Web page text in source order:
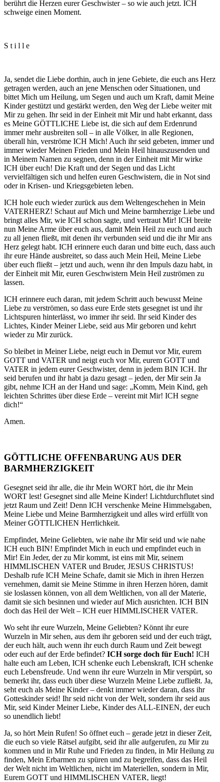
berührt die Herzen eurer Geschwister – so wie auch jetzt. ICH
schweige einen Moment.
S t i l l e
Ja, sendet die Liebe dorthin, auch in jene Gebiete, die euch ans Herz
getragen werden, auch an jene Menschen oder Situationen, und
bittet Mich um Heilung, um Segen und auch um Kraft, damit Meine
Kinder gestützt und gestärkt werden, den Weg der Liebe weiter mit
Mir zu gehen. Ihr seid in der Einheit mit Mir und habt erkannt, dass
es Meine GÖTTLICHE Liebe ist, die sich auf dem Erdenrund
immer mehr ausbreiten soll – in alle Völker, in alle Regionen,
überall hin, verströme ICH Mich! Auch ihr seid gebeten, immer und
immer wieder Meinen Frieden und Mein Heil hinauszusenden und
in Meinem Namen zu segnen, denn in der Einheit mit Mir wirke
ICH über euch! Die Kraft und der Segen und das Licht
vervielfältigen sich und helfen euren Geschwistern, die in Not sind
oder in Krisen- und Kriegsgebieten leben.
ICH hole euch wieder zurück aus dem Weltengeschehen in Mein
VATERHERZ! Schaut auf Mich und Meine barmherzige Liebe und
bringt alles Mir, wie ICH schon sagte, und vertraut Mir! ICH breite
nun Meine Arme über euch aus, damit Mein Heil zu euch und auch
zu all jenen fließt, mit denen ihr verbunden seid und die ihr Mir ans
Herz gelegt habt. ICH erinnere euch daran und bitte euch, dass auch
ihr eure Hände ausbreitet, so dass auch Mein Heil, Meine Liebe
über euch fließt – jetzt und auch, wenn ihr den Impuls dazu habt, in
der Einheit mit Mir, euren Geschwistern Mein Heil zuströmen zu
lassen.
ICH erinnere euch daran, mit jedem Schritt auch bewusst Meine
Liebe zu verströmen, so dass eure Erde stets gesegnet ist und ihr
Lichtspuren hinterlässt, wo immer ihr seid. Ihr seid Kinder des
Lichtes, Kinder Meiner Liebe, seid aus Mir geboren und kehrt
wieder zu Mir zurück.
So bleibet in Meiner Liebe, neigt euch in Demut vor Mir, eurem
GOTT und VATER und neigt euch vor Mir, eurem GOTT und
VATER in jedem eurer Geschwister, denn in jedem BIN ICH. Ihr
seid berufen und ihr habt ja dazu gesagt – jeden, der Mir sein Ja
gibt, nehme ICH an der Hand und sage: „Komm, Mein Kind, geh
leichten Schrittes über diese Erde – vereint mit Mir! ICH segne
dich!“
Amen.
GÖTTLICHE OFFENBARUNG AUS DER
BARMHERZIGKEIT
Gesegnet seid ihr alle, die ihr Mein WORT hört, die ihr Mein
WORT lest! Gesegnet sind alle Meine Kinder! Lichtdurchflutet sind
jetzt Raum und Zeit! Denn ICH verschenke Meine Himmelsgaben,
Meine Liebe und Meine Barmherzigkeit und alles wird erfüllt von
Meiner GÖTTLICHEN Herrlichkeit.
Empfindet, Meine Geliebten, wie nahe ihr Mir seid und wie nahe
ICH euch BIN! Empfindet Mich in euch und empfindet euch in
Mir! Ein Jeder, der zu Mir kommt, ist eins mit Mir, seinem
HIMMLISCHEN VATER und Bruder, JESUS CHRISTUS!
Deshalb rufe ICH Meine Schafe, damit sie Mich in ihren Herzen
vernehmen, damit sie Meine Stimme in ihren Herzen hören, damit
sie loslassen können, von all dem Weltlichen, von all der Materie,
damit sie sich besinnen und wieder auf Mich ausrichten. ICH BIN
doch das Heil der Welt – ICH euer HIMMLISCHER VATER.
Wo seht ihr eure Wurzeln, Meine Geliebten? Könnt ihr eure
Wurzeln in Mir sehen, aus dem ihr geboren seid und der euch trägt,
der euch hält, auch wenn ihr euch durch Raum und Zeit bewegt
oder euch auf der Erde befindet? ICH sorge doch für Euch! ICH
halte euch am Leben, ICH schenke euch Lebenskraft, ICH schenke
euch Lebensfreude. Und wenn ihr eure Wurzeln in Mir verspürt, so
bemerkt ihr, dass euch über diese Wurzeln Meine Liebe zufließt. Ja,
seht euch als Meine Kinder – denkt immer wieder daran, dass ihr
Gotteskinder seid! Ihr seid nicht von der Welt, sondern ihr seid aus
Mir, seid Kinder Meiner Liebe, Kinder des ALL-EINEN, der euch
so unendlich liebt!
Ja, so hört Mein Rufen! So öffnet euch – gerade jetzt in dieser Zeit,
die euch so viele Rätsel aufgibt, seid ihr alle aufgerufen, zu Mir zu
kommen und in Mir Ruhe und Frieden zu finden, in Mir Heilung zu
finden, Mein Erbarmen zu spüren und zu begreifen, dass das Heil
der Welt nicht im Weltlichen, nicht im Materiellen, sondern in Mir,
Eurem GOTT und HIMMLISCHEN VATER, liegt!